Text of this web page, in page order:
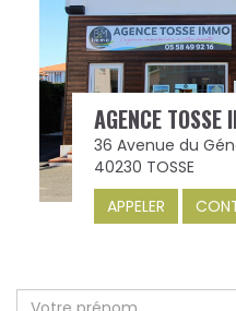
AGENCE TOSSE
36 Avenue du
40230 TOSSE
APPELER